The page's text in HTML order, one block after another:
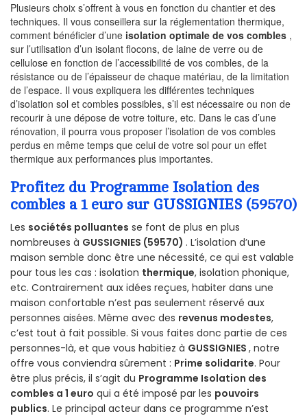
Plusieurs choix s’offrent à vous en fonction du chantier et des
techniques. Il vous conseillera sur la réglementation thermique,
comment bénéficier d’une isolation optimale de vos combles ,
sur l’utilisation d’un isolant flocons, de laine de verre ou de
cellulose en fonction de l’accessibilité de vos combles, de la
résistance ou de l’épaisseur de chaque matériau, de la limitation
de l’espace. Il vous expliquera les différentes techniques
d’isolation sol et combles possibles, s’il est nécessaire ou non de
recourir à une dépose de votre toiture, etc. Dans le cas d’une
rénovation, il pourra vous proposer l’isolation de vos combles
perdus en même temps que celui de votre sol pour un effet
thermique aux performances plus importantes.
Profitez du Programme Isolation des
combles a 1 euro sur GUSSIGNIES (59570)
Les sociétés polluantes se font de plus en plus
nombreuses à GUSSIGNIES (59570) . L’isolation d’une
maison semble donc être une nécessité, ce qui est valable
pour tous les cas : isolation thermique, isolation phonique,
etc. Contrairement aux idées reçues, habiter dans une
maison confortable n’est pas seulement réservé aux
personnes aisées. Même avec des revenus modestes,
c’est tout à fait possible. Si vous faites donc partie de ces
personnes-là, et que vous habitiez à GUSSIGNIES , notre
offre vous conviendra sûrement : Prime solidarite. Pour
être plus précis, il s’agit du Programme Isolation des
combles a 1 euro qui a été imposé par les pouvoirs
publics. Le principal acteur dans ce programme n’est